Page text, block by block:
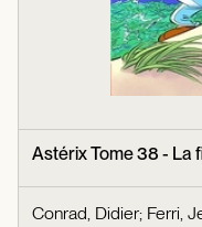
Astérix Tome 38 - La
Conrad, Didier; Ferri,